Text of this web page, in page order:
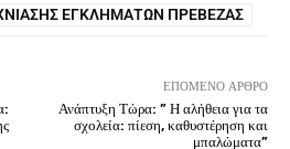
ΕΓΚΛΗΜΆΤΩΝ ΠΡΈΒΕΖΑΣ
ΕΠΌΜΕΝΟ ΆΡΘΡΟ
Ανάπτυξη Τώρα: ” Η αλήθεια για τα
σχολεία: πίεση, καθυστέρηση και
μπαλώματα”